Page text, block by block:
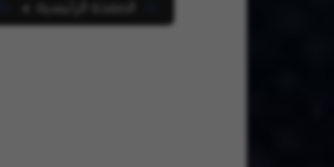
الصفحة الرئيسية